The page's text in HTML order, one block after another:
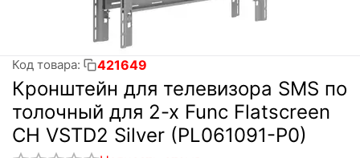
Код товара: 421649
Кронштейн для телевизора SMS по
толочный для 2-х Func Flatscreen
CH VSTD2 Silver (PL061091-P0)